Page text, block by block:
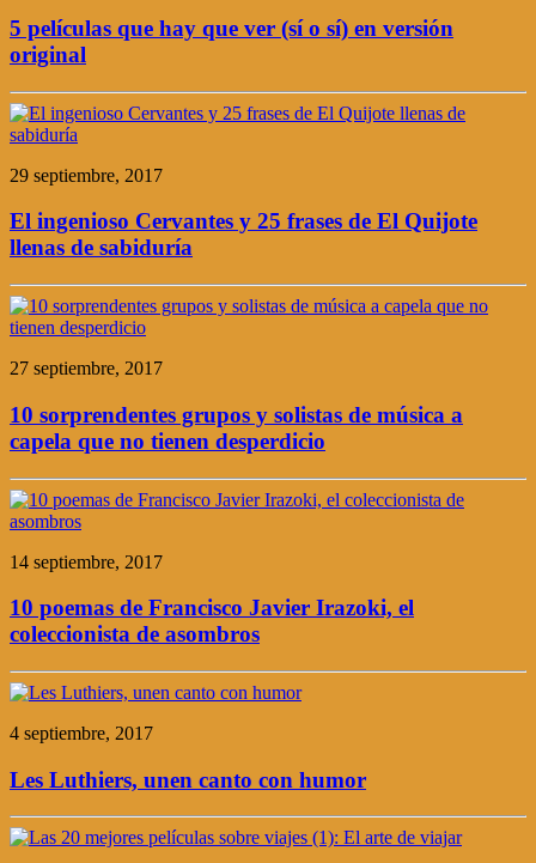
5 películas que hay que ver (sí o sí) en versión
original
29 septiembre, 2017
El ingenioso Cervantes y 25 frases de El Quijote
llenas de sabiduría
27 septiembre, 2017
10 sorprendentes grupos y solistas de música a
capela que no tienen desperdicio
14 septiembre, 2017
10 poemas de Francisco Javier Irazoki, el
coleccionista de asombros
4 septiembre, 2017
Les Luthiers, unen canto con humor